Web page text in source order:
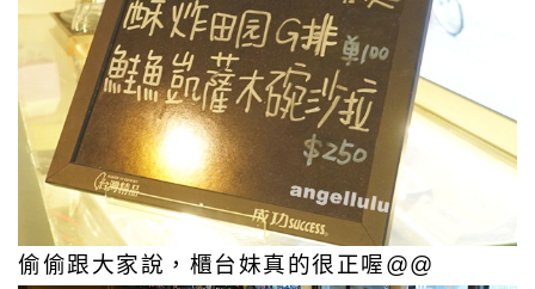
偷偷跟大家說，櫃台妹真的很正喔@@